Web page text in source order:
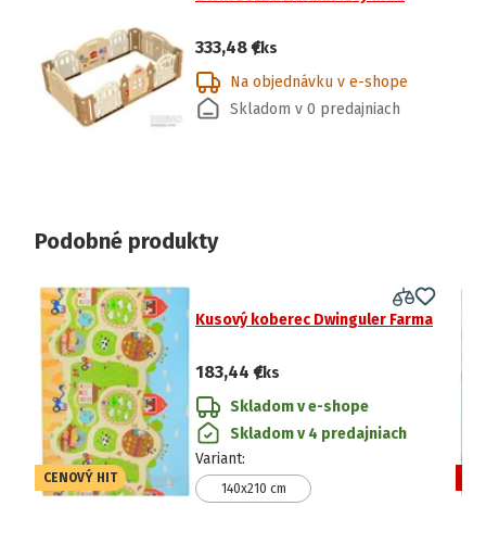
333,48 €/ks
Na objednávku v e-shope
Skladom v 0 predajniach
Podobné produkty
CENOVÝ HIT
Kusový koberec Dwinguler Farma
183,44 €/ks
Skladom v e-shope
Skladom v 4 predajniach
Variant:
140x210 cm